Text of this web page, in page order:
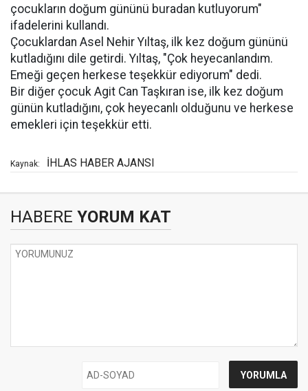
çocukların doğum gününü buradan kutluyorum"
ifadelerini kullandı.
Çocuklardan Asel Nehir Yıltaş, ilk kez doğum gününü
kutladığını dile getirdi. Yıltaş, "Çok heyecanlandım.
Emeği geçen herkese teşekkür ediyorum" dedi.
Bir diğer çocuk Agit Can Taşkıran ise, ilk kez doğum
günün kutladığını, çok heyecanlı olduğunu ve herkese
emekleri için teşekkür etti.
Kaynak: İHLAS HABER AJANSI
HABERE YORUM KAT